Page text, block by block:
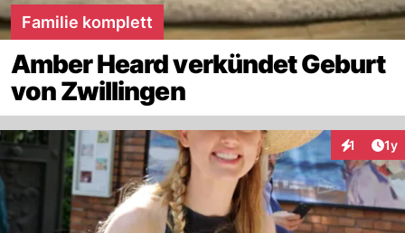
Familie komplett
Amber Heard verkündet Geburt
von Zwillingen
1 1y